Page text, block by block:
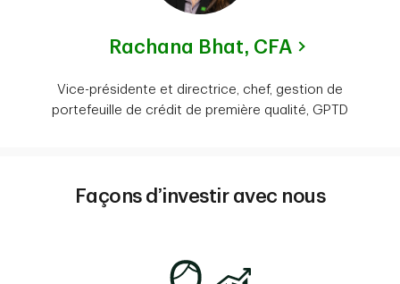
Rachana Bhat, CFA
Vice-présidente et directrice, chef, gestion de
portefeuille de crédit de première qualité, GPTD
Façons d’investir avec nous